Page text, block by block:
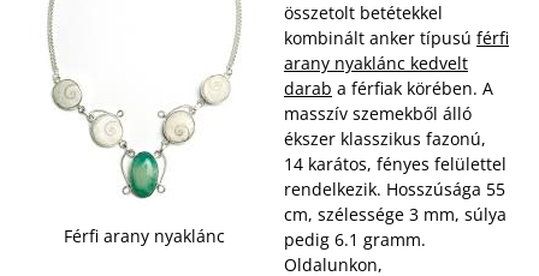
Férfi arany nyaklánc
összetolt betétekkel
kombinált anker típusú férfi
arany nyaklánc kedvelt
darab a férfiak körében. A
masszív szemekből álló
ékszer klasszikus fazonú,
14 karátos, fényes felülettel
rendelkezik. Hosszúsága 55
cm, szélessége 3 mm, súlya
pedig 6.1 gramm.
Oldalunkon,